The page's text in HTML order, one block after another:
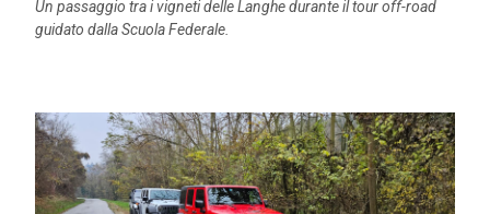
Un passaggio tra i vigneti delle Langhe durante il tour off-road
guidato dalla Scuola Federale.